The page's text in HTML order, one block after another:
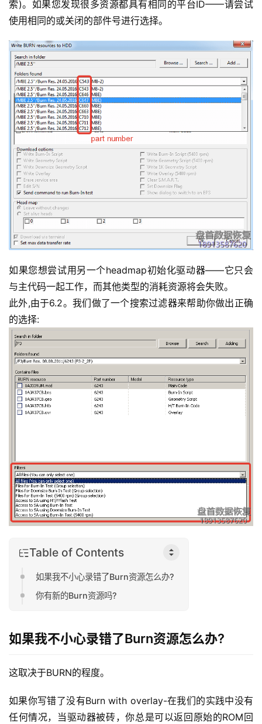
索)。如果您发现很多资源都具有相同的平台ID——请尝试
使用相同的或关闭的部件号进行选择。
如果您想尝试用另一个headmap初始化驱动器——它只会
与主代码一起工作，而其他类型的消耗资源将会失败。
此外,由于6.2。我们做了一个搜索过滤器来帮助你做出正确
的选择:
Table of Contents
如果我不小心录错了Burn资源怎么办?
你有新的Burn资源吗?
如果我不小心录错了Burn资源怎么办?
这取决于BURN的程度。
如果你写错了没有Burn with overlay-在我们的实践中没有
任何情况，当驱动器被砖，你总是可以返回原始的ROM回